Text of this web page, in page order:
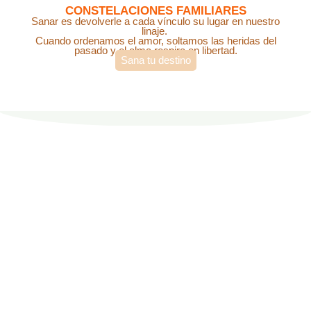
CONSTELACIONES FAMILIARES
Sanar es devolverle a cada vínculo su lugar en nuestro
linaje.
Cuando ordenamos el amor, soltamos las heridas del
pasado y el alma respira en libertad.
Sana tu destino